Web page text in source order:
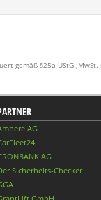
gemäß §25a
AG
AG
Sicherheits-Checker